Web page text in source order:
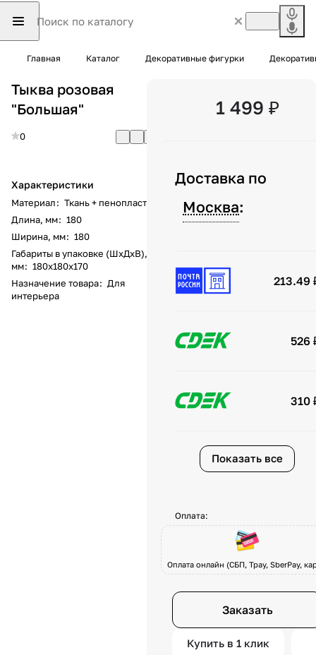
Главная Каталог Декоративные фигурки
Тыква розовая
"Большая"
0
Характеристики
Материал: Ткань + пенопласт
Длина, мм: 180
Ширина, мм: 180
Габариты в упаковке (ШхДхВ),
мм: 180х180х170
Назначение товара: Для
интерьера
1 499 ₽
Доставка по
Москва:
213.49
526
310
Показать все
Оплата:
Оплата онлайн (СБП, Tpay, SberPay,
Заказать
Купить в 1 клик